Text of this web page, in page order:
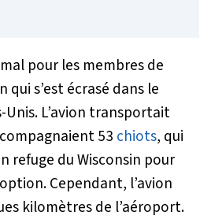
pour les membres de
qui s’est écrasé dans le
Unis. L’avion transportait
53 chiots, qui
refuge du Wisconsin pour
Cependant, l’avion
kilomètres de l’aéroport.